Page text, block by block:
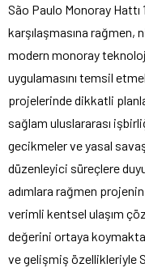
São Paulo Monoray
karşılaşmasına
modern monoray
uygulamasını temsil
projelerinde dikkatli
sağlam uluslararası
gecikmeler ve yasal
düzenleyici süreçlere
adımlara rağmen
verimli kentsel ulaşım
değerini ortaya
ve gelişmiş özellikleriyle